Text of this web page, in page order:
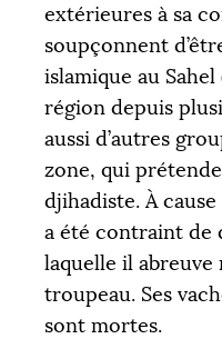
extérieures à sa
soupçonnent
islamique au Sahel
région depuis
aussi d’autres
zone, qui
djihadiste. À
a été contraint de
laquelle il
troupeau. Ses
sont mortes.